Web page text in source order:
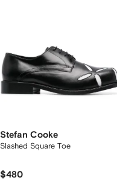
Stefan Cooke
Slashed Square Toe
$480